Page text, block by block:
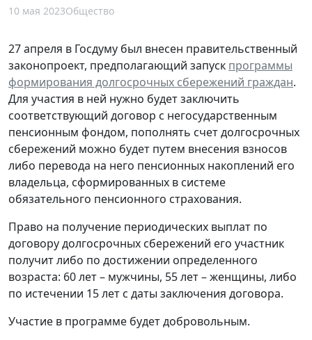
10 мая 2023Общество
27 апреля в Госдуму был внесен правительственный
законопроект, предполагающий запуск программы
формирования долгосрочных сбережений граждан.
Для участия в ней нужно будет заключить
соответствующий договор с негосударственным
пенсионным фондом, пополнять счет долгосрочных
сбережений можно будет путем внесения взносов
либо перевода на него пенсионных накоплений его
владельца, сформированных в системе
обязательного пенсионного страхования.
Право на получение периодических выплат по
договору долгосрочных сбережений его участник
получит либо по достижении определенного
возраста: 60 лет – мужчины, 55 лет – женщины, либо
по истечении 15 лет с даты заключения договора.
Участие в программе будет добровольным.